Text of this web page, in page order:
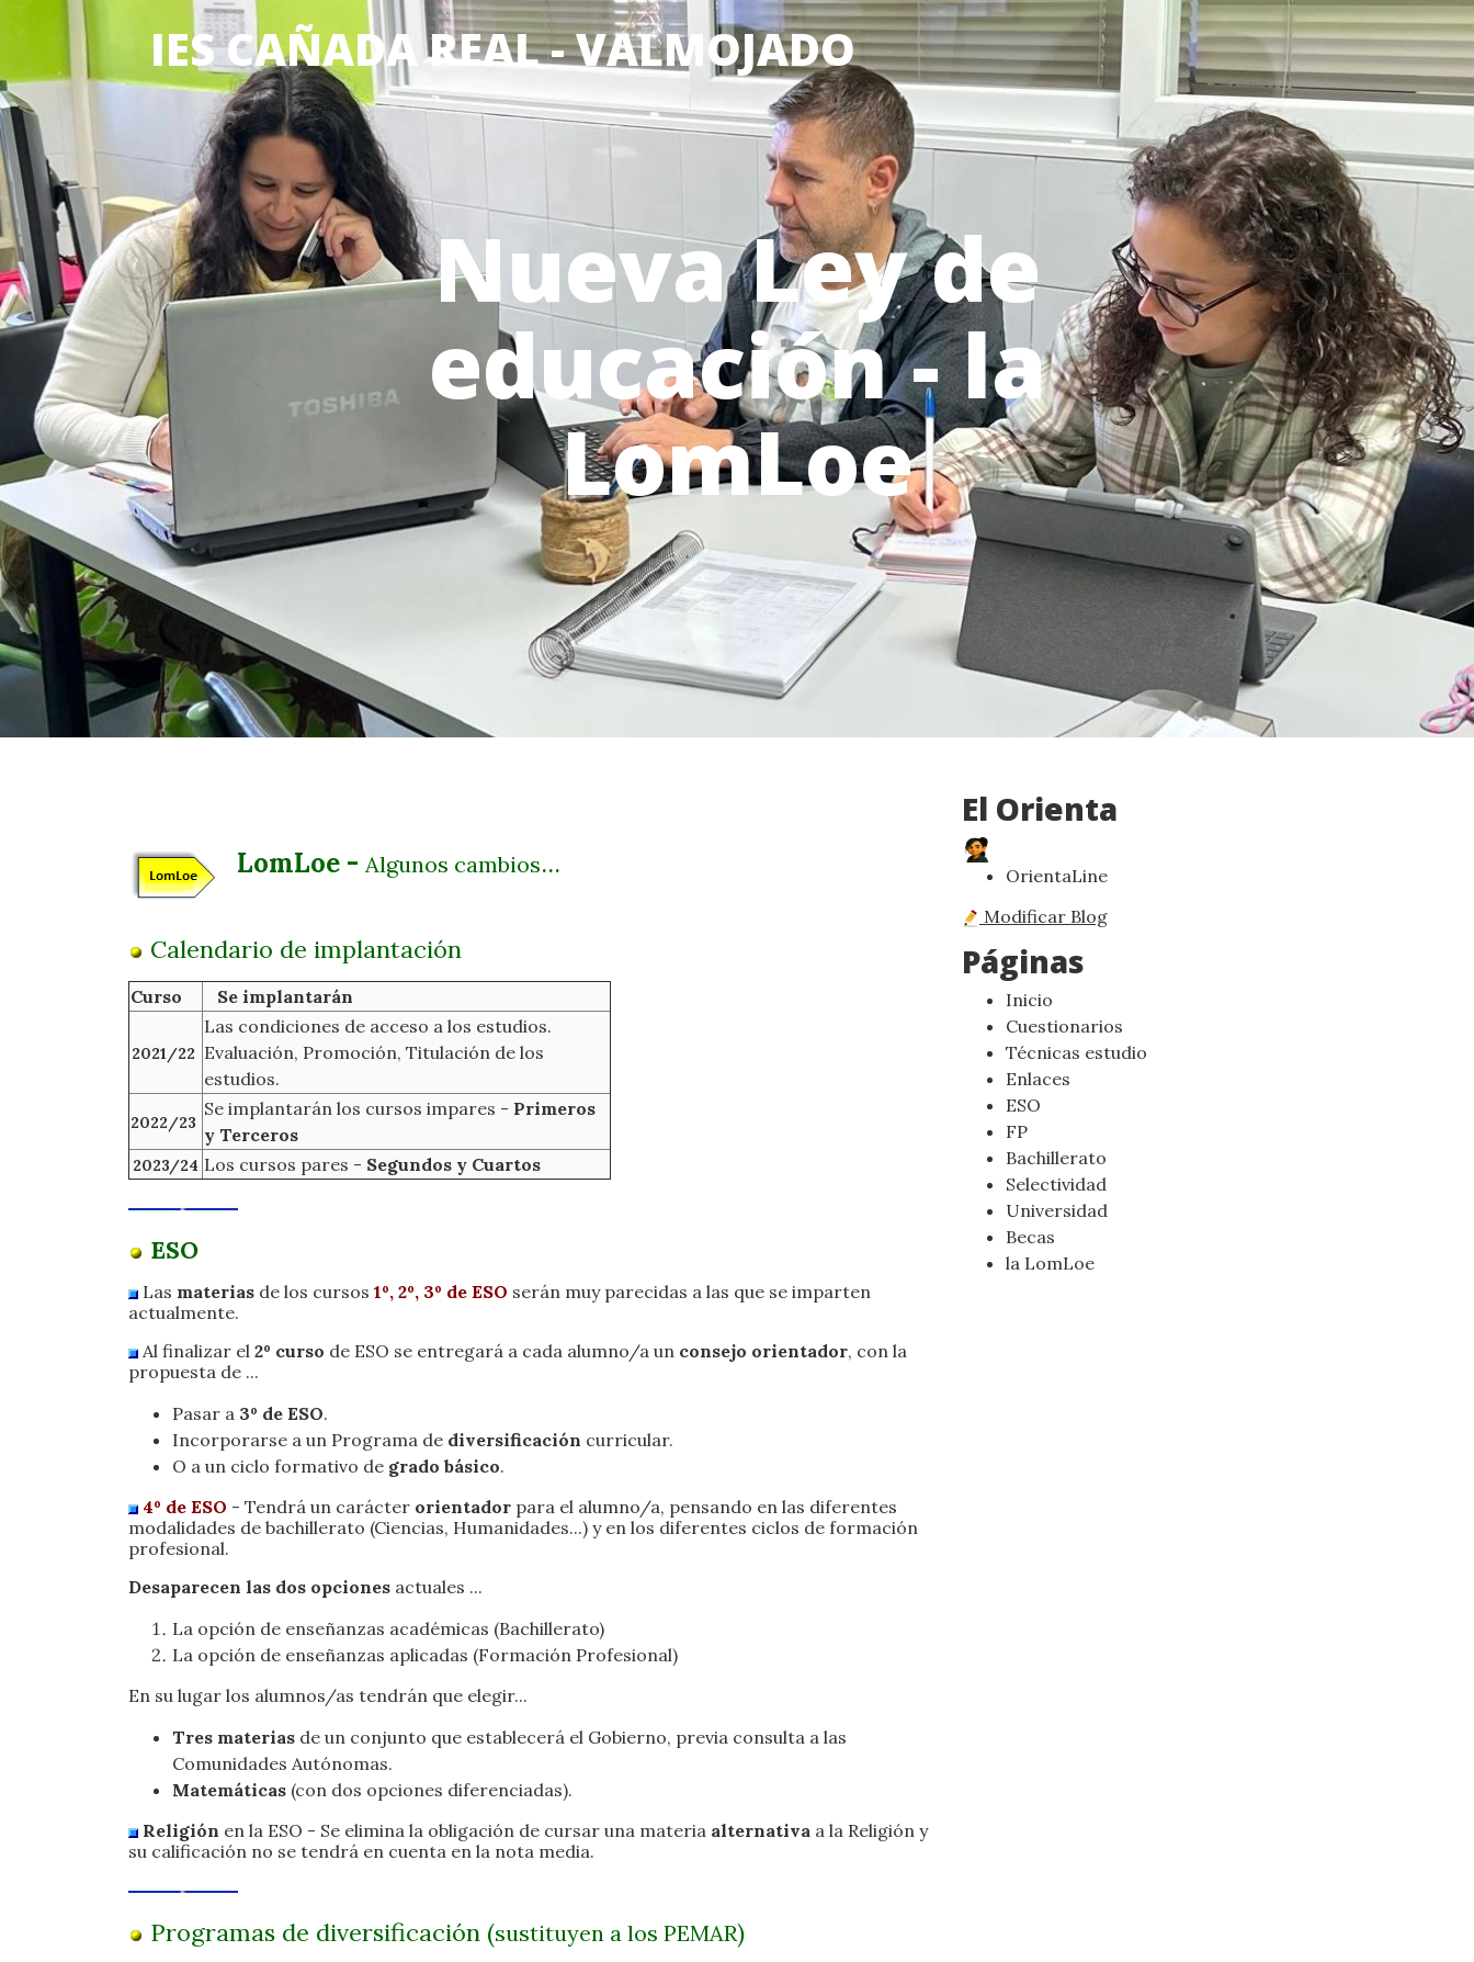
IES CAÑADA REAL - VALMOJADO
Nueva Ley de
educación - la
LomLoe
LomLoe - Algunos cambios...
Calendario de implantación
Curso Se implantarán
2021/22
Las condiciones de acceso a los estudios.
Evaluación, Promoción, Titulación de los
estudios.
2022/23
Se implantarán los cursos impares - Primeros
y Terceros
2023/24 Los cursos pares - Segundos y Cuartos
ESO
Las materias de los cursos 1º, 2º, 3º de ESO serán muy parecidas a las que se imparten
actualmente.
Al finalizar el 2º curso de ESO se entregará a cada alumno/a un consejo orientador, con la
propuesta de ...
Pasar a 3º de ESO.
Incorporarse a un Programa de diversificación curricular.
O a un ciclo formativo de grado básico.
4º de ESO - Tendrá un carácter orientador para el alumno/a, pensando en las diferentes
modalidades de bachillerato (Ciencias, Humanidades...) y en los diferentes ciclos de formación
profesional.
Desaparecen las dos opciones actuales ...
La opción de enseñanzas académicas (Bachillerato)
La opción de enseñanzas aplicadas (Formación Profesional)
En su lugar los alumnos/as tendrán que elegir...
Tres materias de un conjunto que establecerá el Gobierno, previa consulta a las
Comunidades Autónomas.
Matemáticas (con dos opciones diferenciadas).
Religión en la ESO - Se elimina la obligación de cursar una materia alternativa a la Religión y
su calificación no se tendrá en cuenta en la nota media.
Programas de diversificación (sustituyen a los PEMAR)
El Orienta
OrientaLine
Modificar Blog
Páginas
Inicio
Cuestionarios
Técnicas estudio
Enlaces
ESO
FP
Bachillerato
Selectividad
Universidad
Becas
la LomLoe